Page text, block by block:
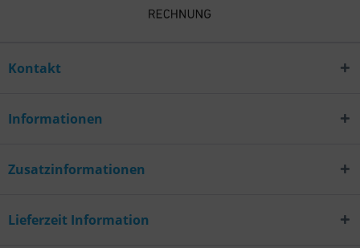
Kontakt
Informationen
Zusatzinformationen
Lieferzeit Information